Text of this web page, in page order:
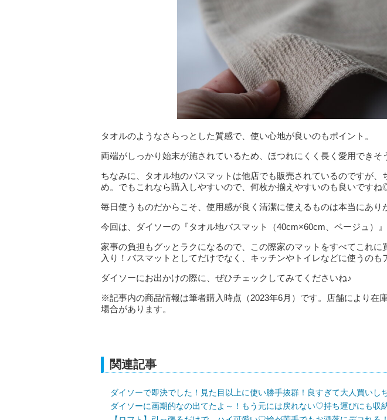
タオルのようなさらっとした質感で、使い心地が良いのもポイント。
両端がしっかり始末が施されているため、ほつれにくく長く愛用できそ
ちなみに、タオル地のバスマットは他店でも販売されているのですが、
め。でもこれなら購入しやすいので、何枚か揃えやすいのも良いです
毎日使うものだからこそ、使用感が良く清潔に使えるものは本当にあり
今回は、ダイソーの『タオル地バスマット（40cm×60cm、ベージュ）』
家事の負担もグッとラクになるので、この際家のマットをすべてこれに
入り！バスマットとしてだけでなく、キッチンやトイレなどに使うのも
ダイソーにお出かけの際に、ぜひチェックしてみてくださいね♪
※記事内の商品情報は筆者購入時点（2023年6月）です。店舗により在
場合があります。
関連記事
ダイソーで即決でした！見た目以上に使い勝手抜群！良すぎて大人買いし
ダイソーに画期的なの出てたよ～！もう元には戻れない♡持ち運びにも収